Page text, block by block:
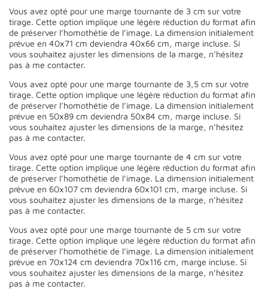
Vous avez opté pour une marge tournante de 3 cm sur votre
tirage. Cette option implique une légère réduction du format afin
de préserver l’homothétie de l’image. La dimension initialement
prévue en 40x71 cm deviendra 40x66 cm, marge incluse. Si
vous souhaitez ajuster les dimensions de la marge, n’hésitez
pas à me contacter.
Vous avez opté pour une marge tournante de 3,5 cm sur votre
tirage. Cette option implique une légère réduction du format afin
de préserver l’homothétie de l’image. La dimension initialement
prévue en 50x89 cm deviendra 50x84 cm, marge incluse. Si
vous souhaitez ajuster les dimensions de la marge, n’hésitez
pas à me contacter.
Vous avez opté pour une marge tournante de 4 cm sur votre
tirage. Cette option implique une légère réduction du format afin
de préserver l’homothétie de l’image. La dimension initialement
prévue en 60x107 cm deviendra 60x101 cm, marge incluse. Si
vous souhaitez ajuster les dimensions de la marge, n’hésitez
pas à me contacter.
Vous avez opté pour une marge tournante de 5 cm sur votre
tirage. Cette option implique une légère réduction du format afin
de préserver l’homothétie de l’image. La dimension initialement
prévue en 70x124 cm deviendra 70x116 cm, marge incluse. Si
vous souhaitez ajuster les dimensions de la marge, n’hésitez
pas à me contacter.